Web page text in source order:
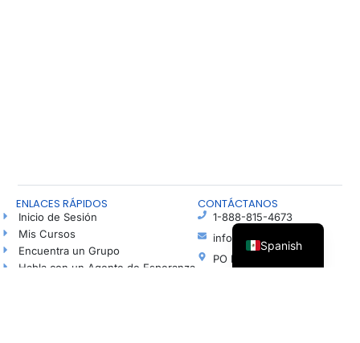
ENLACES RÁPIDOS
Inicio de Sesión
Mis Cursos
Encuentra un Grupo
Habla con un Agente de Esperanza
CONTÁCTANOS
1-888-815-4673
info@freshhope.us
PO Box 5
Elkhorn NE 68022
Spanish